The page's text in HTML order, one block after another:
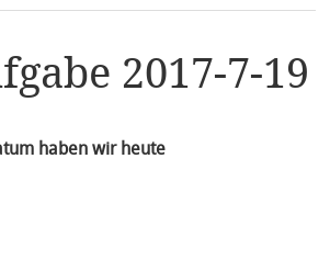
2017-7-19
haben wir heute